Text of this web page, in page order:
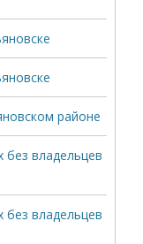
районе
владельцев
владельцев